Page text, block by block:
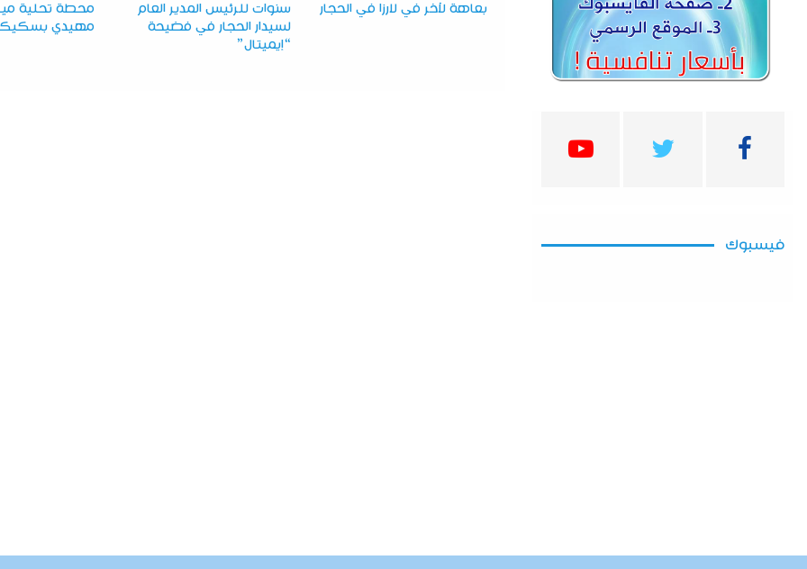
بعاهة لآخر في لارزا في الحجار
سنوات للرئيس المدير العام
لسيدار الحجار في فضيحة
“إيميتال”
محطة تحلية
مهيدي
فيسبوك